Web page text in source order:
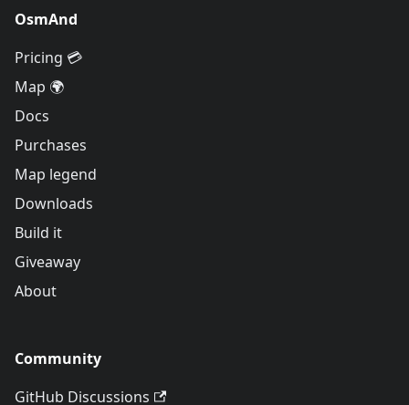
OsmAnd
Pricing 💳
Map 🌍
Docs
Purchases
Map legend
Downloads
Build it
Giveaway
About
Community
GitHub Discussions